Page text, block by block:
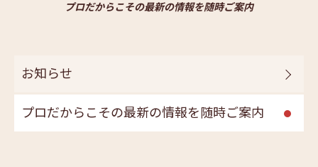
プロだからこその最新の情報を随時ご案内
お知らせ
プロだからこその最新の情報を随時ご案内